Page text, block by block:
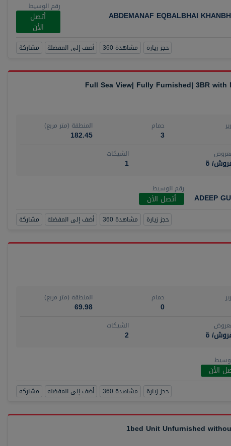
ABDEMANAF EQBALBHAI
رقم الوسيط
أتصل
الأن
حجز زيارة مشاهدة 360 أضف إلى المفضلة مشاركة
Full Sea View| Fully Furnished| 3BR
حمام
3
المنطقة (متر مربع)
182.45
ة
الشيكات
1
ADEEP
رقم الوسيط
أتصل الأن
حجز زيارة مشاهدة 360 أضف إلى المفضلة مشاركة
حمام
0
المنطقة (متر مربع)
69.98
ة
الشيكات
2
الأن
حجز زيارة مشاهدة 360 أضف إلى المفضلة مشاركة
1bed Unit Unfurnished